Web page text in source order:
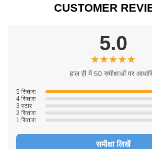
CUSTOMER
5.0
★★★★★
★★★★★
हाल ही में 50 समीक्षाओं पर
5 सितारा
4 सितारा
3 स्टार
2 सितारा
1 सितारा
समीक्षा लिखें